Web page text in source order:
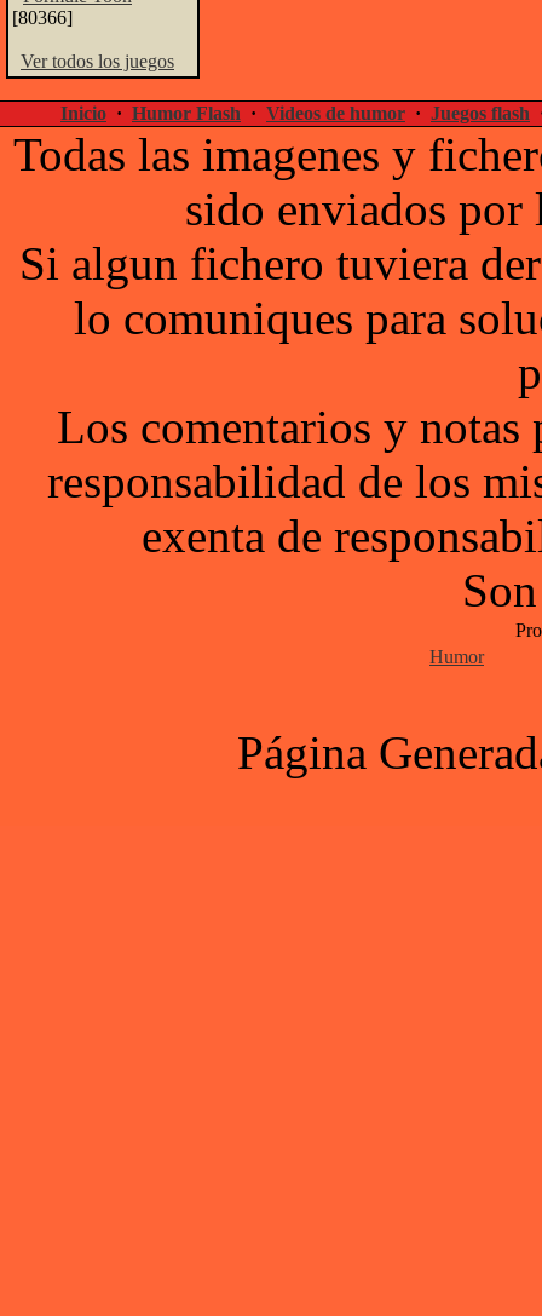
[80366]
Ver todos los juegos
Inicio · Humor Flash · Videos de humor · Juegos flash
Todas las imagenes y
sido enviados por
Si algun fichero tuviera
lo comuniques para
Los comentarios y notas
responsabilidad de los
exenta de
Humor
Página